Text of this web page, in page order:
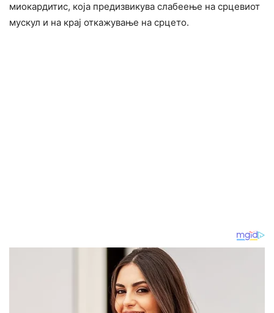
миокардитис, која предизвикува слабеење на срцевиот
мускул и на крај откажување на срцето.